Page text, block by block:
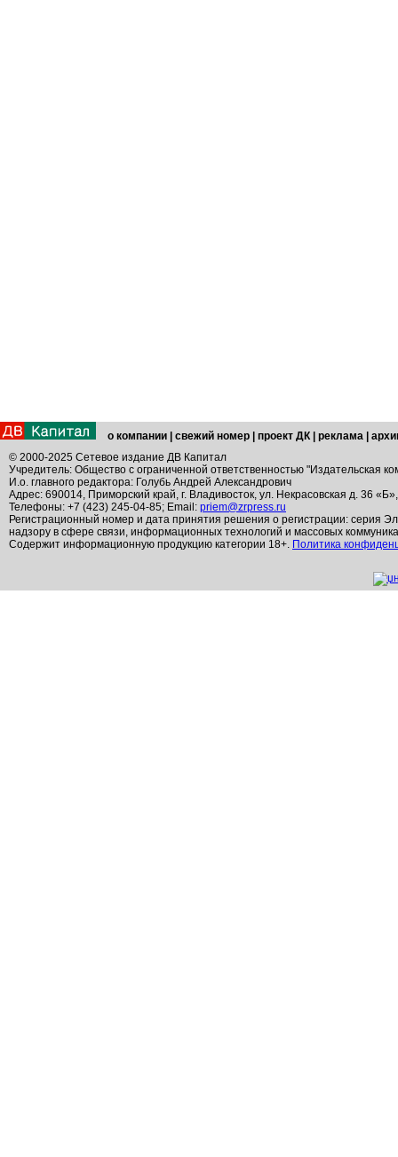
о компании свежий номер проект ДК реклама
© 2000-2025 Сетевое издание ДВ Капитал
Учредитель: Общество с ограниченной ответственностью "Издательская
И.о. главного редактора: Голубь Андрей Александрович
Адрес: 690014, Приморский край, г. Владивосток, ул. Некрасовская д. 36
Телефоны: +7 (423) 245-04-85; Email: priem@zrpress.ru
Регистрационный номер и дата принятия решения о регистрации: серия
надзору в сфере связи, информационных технологий и массовых
Содержит информационную продукцию категории 18+. Политика